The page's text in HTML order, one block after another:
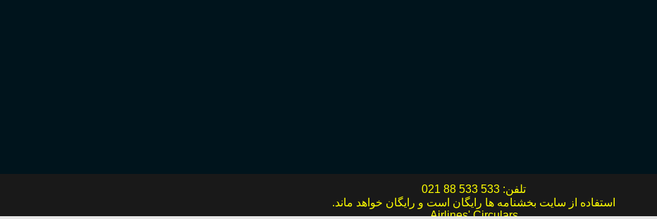
تلفن: 021 88 533 533
استفاده از سایت بخشنامه ها رایگان است و رایگان خواهد ماند.
Airlines' Circulars